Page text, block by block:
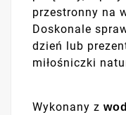
przestronny na
Doskonale
dzień lub
miłośniczki
Wykonany z